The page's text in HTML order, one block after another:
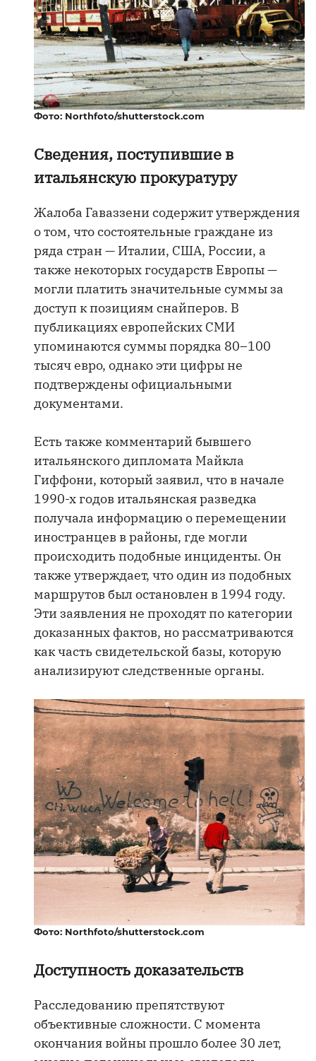
Фото: Northfoto/shutterstock.com
Сведения, поступившие в
итальянскую прокуратуру
Жалоба Гаваззени содержит утверждения
о том, что состоятельные граждане из
ряда стран — Италии, США, России, а
также некоторых государств Европы —
могли платить значительные суммы за
доступ к позициям снайперов. В
публикациях европейских СМИ
упоминаются суммы порядка 80–100
тысяч евро, однако эти цифры не
подтверждены официальными
документами.
Есть также комментарий бывшего
итальянского дипломата Майкла
Гиффони, который заявил, что в начале
1990-х годов итальянская разведка
получала информацию о перемещении
иностранцев в районы, где могли
происходить подобные инциденты. Он
также утверждает, что один из подобных
маршрутов был остановлен в 1994 году.
Эти заявления не проходят по категории
доказанных фактов, но рассматриваются
как часть свидетельской базы, которую
анализируют следственные органы.
Фото: Northfoto/shutterstock.com
Доступность доказательств
Расследованию препятствуют
объективные сложности. С момента
окончания войны прошло более 30 лет,